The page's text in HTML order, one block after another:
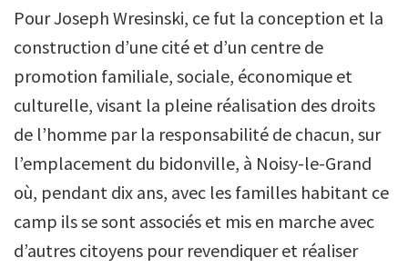
Pour Joseph Wresinski, ce fut la conception et la
construction d’une cité et d’un centre de
promotion familiale, sociale, économique et
culturelle, visant la pleine réalisation des droits
de l’homme par la responsabilité de chacun, sur
l’emplacement du bidonville, à Noisy-le-Grand
où, pendant dix ans, avec les familles habitant ce
camp ils se sont associés et mis en marche avec
d’autres citoyens pour revendiquer et réaliser